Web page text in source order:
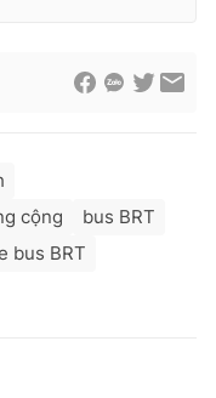
cộng
bus BRT
bus BRT